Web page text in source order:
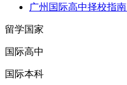
广州国际高中择校指
留学国家
国际高中
国际本科